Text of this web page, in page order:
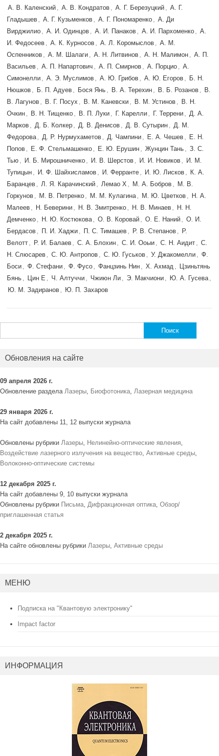
А. В. Каленский , А. В. Кондратов , А. Г. Березуцкий , А. Г.
Гладышев , А. Г. Кузьменков , А. Г. Пономаренко , А. Ди
Вирджилио , А. И. Одинцов , А. И. Панаков , А. И. Пархоменко , А.
И. Федосеев , А. К. Курносов , А. Л. Коромыслов , А. М.
Оспенников , А. М. Шалаги , А. Н. Литвинов , А. Н. Малимон , А. П.
Васильев , А. П. Напартович , А. П. Смирнов , А. Порцио , А.
Симонелли , А. Э. Муслимов , А. Ю. Грибов , А. Ю. Егоров , Б. Н.
Нюшков , Б. П. Адуев , Бося Янь , В. А. Терехин , В. Б. Розанов , В.
В. Лагунов , В. Г. Посух , В. М. Каневски , В. М. Устинов , В. Н.
Очкин , В. Н. Тищенко , В. П. Луки , Г. Карелли , Г. Террени , Д. А.
Марков , Д. Б. Колкер , Д. В. Денисов , Д. В. Сутырин , Д. М.
Федорова , Д. Р. Нурмухаметов , Д. Чампини , Е. А. Чешев , Е. Н.
Попов , Е. Ф. Стельмашенко , Е. Ю. Ерушин , Жунцин Тань , З. С.
Тью , И. Б. Мирошниченко , И. В. Шерстов , И. И. Новиков , И. М.
Тупицын , И. Ф. Шайхисламов , И. Ферранте , И. Ю. Лисков , К. А.
Баранцев , Л. Я. Карачинский , Лемао Х , М. А. Бобров , М. В.
Горкунов , М. В. Петренко , М. М. Кулагина , М. Ю. Цветков , Н. А.
Малеев , Н. Беверини , Н. В. Змитренко , Н. В. Минаев , Н. Н.
Демченко , Н. Ю. Костюкова , О. В. Коровай , О. Е. Наний , О. И.
Бердасов , П. И. Хаджи , П. С. Тимашев , Р. В. Степанов , Р.
Велотт , Р. И. Балаев , С. А. Блохин , С. И. Ооыи , С. Н. Аидит , С.
Н. Слюсарев , С. Ю. Антропов , С. Ю. Гуськов , У. Джакомелли , Ф.
Боси , Ф. Стефани , Ф. Фусо , Фанцзинь Нин , Х. Ахмад , Цзиньтянь
Бянь , Цин Е , Ч. Алтуччи , Чжиюн Ли , Э. Макчиони , Ю. А. Гусева ,
Ю. М. Задиранов , Ю. П. Захаров
Обновления на сайте
09 апреля 2026 г.
Обновление раздела Лазеры, Биофотоника, Лазерная медицина
29 января 2026 г.
На сайт добавлены 11, 12 выпуски журнала
Обновлены рубрики Лазеры, Нелинейно-оптические явления,
Воздействие лазерного излучения на вещество, Активные среды,
Волоконно-оптические системы
12 декабря 2025 г.
На сайт добавлены 9, 10 выпуски журнала
Обновлены рубрики Письма, Дифракционная оптика, Обзор/
приглашенная статья
2 декабря 2025 г.
На сайте обновлены рубрики Лазеры, Активные среды
МЕНЮ
Подписка на "Квантовую электронику"
Impact factor
ИНФОРМАЦИЯ